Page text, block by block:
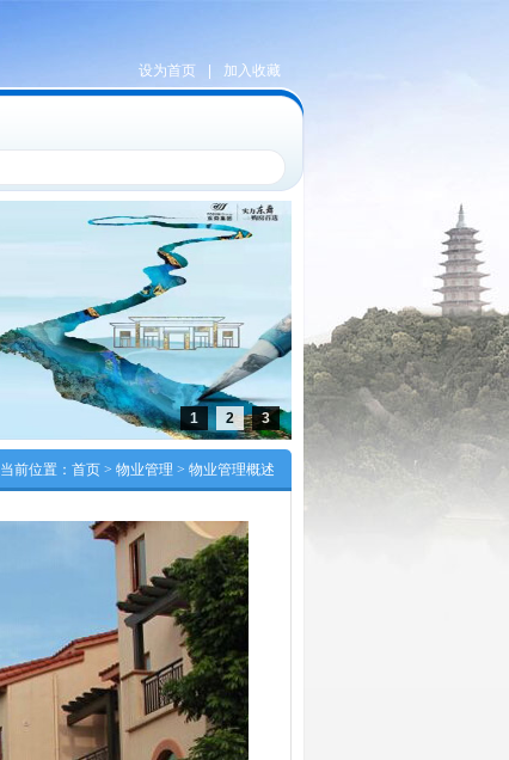
设为首页 加入收藏
1 2 3
当前位置： 首页 > 物业管理 > 物业管理概述